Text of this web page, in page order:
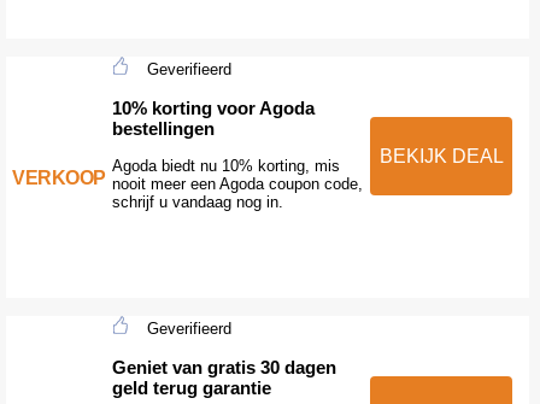
VERKOOP
Geverifieerd
10% korting voor Agoda
bestellingen
Agoda biedt nu 10% korting, mis
nooit meer een Agoda coupon code,
schrijf u vandaag nog in.
BEKIJK DEAL
Geverifieerd
Geniet van gratis 30 dagen
geld terug garantie